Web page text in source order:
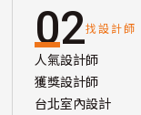
02找設計師
人氣設計師
獲獎設計師
台北室內設計